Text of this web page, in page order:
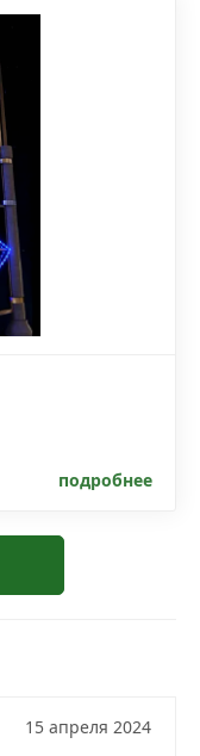
подробнее
15 апреля 2024